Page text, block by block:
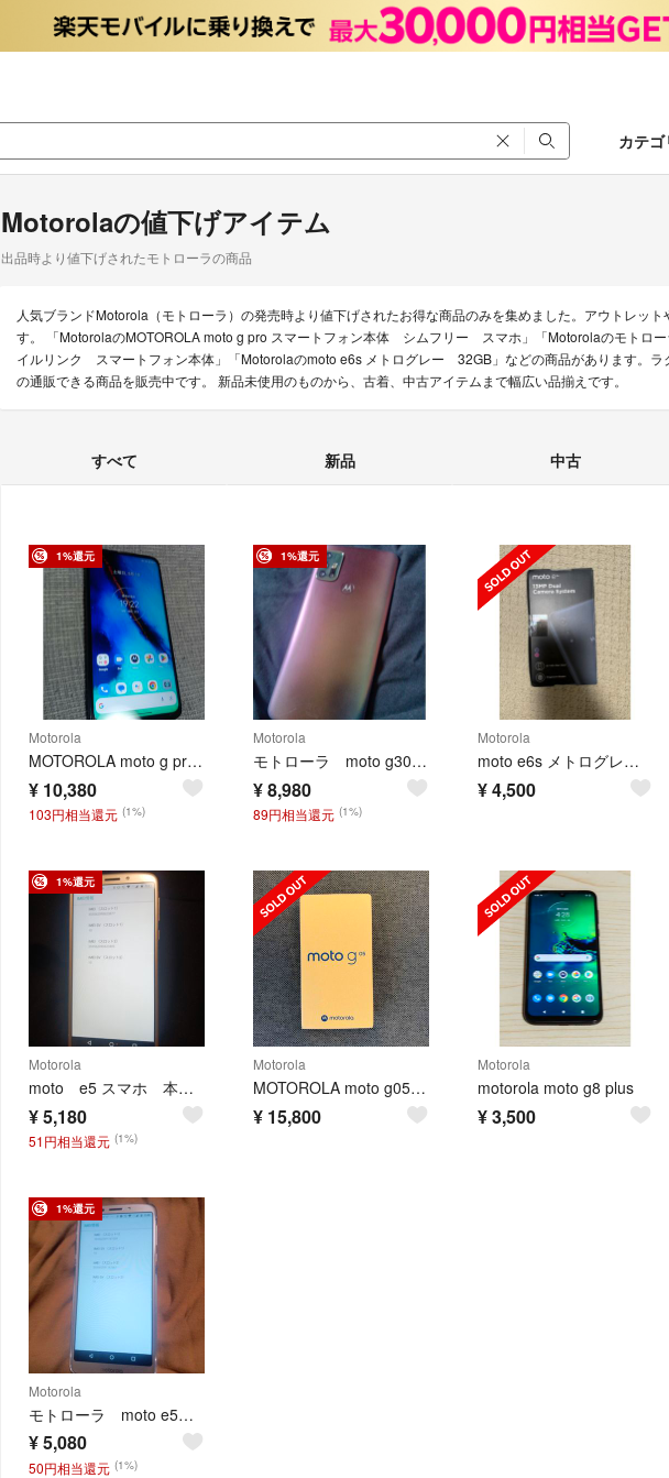
カテ
Motorolaの値下げアイテム
出品時より値下げされたモトローラの商品
人気ブランドMotorola（モトローラ）の発売時より値下げされたお得な商品のみを集めました。アウトレッ
す。 「MotorolaのMOTOROLA moto g pro スマートフォン本体 シムフリー スマホ」「Motorolaのモト
イルリンク スマートフォン本体」「Motorolaのmoto e6s メトログレー 32GB」などの商品があります。ラ
の通販できる商品を販売中です。 新品未使用のものから、古着、中古アイテムまで幅広い品揃えです。
すべて 新品 中古
1%還元
Motorola
MOTOROLA moto g pro スマートフォン本体 シムフリー スマホ
¥ 10,380
103円相当還元 (1%)
1%還元
Motorola
モトローラ moto g30シムフリー 楽天モバイルリンク スマートフォン本体
¥8,980
89円相当還元 (1%)
Motorola
moto e6s メトログレー 32GB
¥4,500
1%還元
Motorola
moto e5 スマホ 本体 モトローラ スマートフォン 本体 ワイモバイル
¥5,180
51円相当還元 (1%)
Motorola
MOTOROLA moto g05 本体 新品未使用 ミスティブルー
¥ 15,800
Motorola
motorola moto g8 plus
¥3,500
1%還元
Motorola
モトローラ moto e5 SIMフリースマートフォン本体 ワイモバイル
¥5,080
50円相当還元 (1%)